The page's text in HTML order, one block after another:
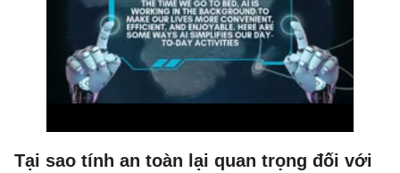
Tại sao tính an toàn lại quan trọng đối với